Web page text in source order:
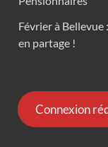
Février à
en partage !
Connexion